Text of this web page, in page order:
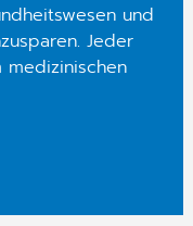
und
Jeder
medizinischen